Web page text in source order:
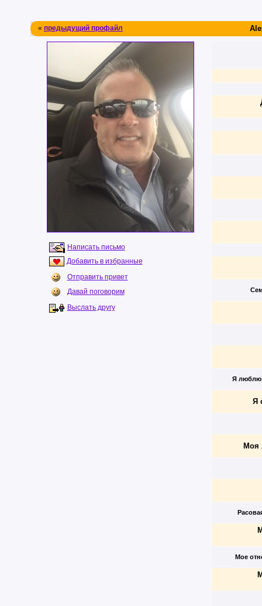
« предыдущий профайл
Написать письмо
Добавить в избранные
Отправить привет
Давай поговорим
Выслать другу
Я люблю
Я
Моя
Мое